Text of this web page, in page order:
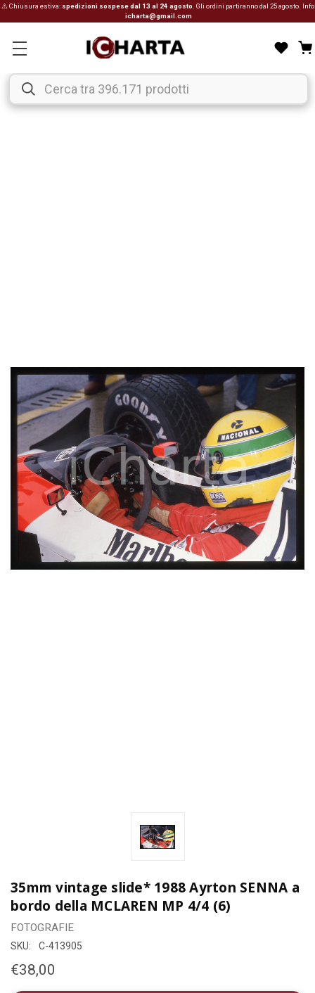
⚠ Chiusura estiva: spedizioni sospese dal 13 al 24 agosto . Gli ordini partiranno dal 25 agosto. Info:
icharta@gmail.com
35mm vintage slide* 1988 Ayrton SENNA a
bordo della MCLAREN MP 4/4 (6)
FOTOGRAFIE
SKU: C-413905
€38,00